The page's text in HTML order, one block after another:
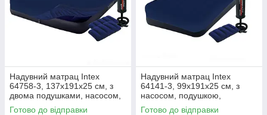
Надувний матрац Intex
64758-3, 137x191x25 см, з
двома подушками, насосом,
наматрацник
Готово до відправки
Надувний матрац Intex
64141-3, 99x191x25 см, з
насосом, подушкою,
наматрацник
Готово до відправки